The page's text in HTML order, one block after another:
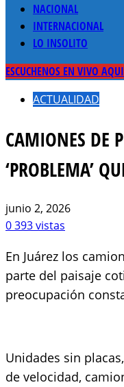
NACIONAL
INTERNACIONAL
LO INSOLITO
ESCUCHENOS EN VIVO AQUI
ACTUALIDAD
CAMIONES DE
‘PROBLEMA’
junio 2, 2026
0393 vistas
En Juárez los
parte del paisaje
preocupación
Unidades sin
de velocidad,